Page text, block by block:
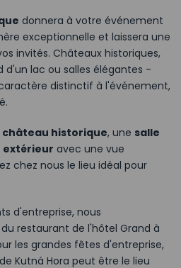
donnera à votre événement
exceptionnelle et laissera une
invités. Châteaux historiques,
d'un lac ou salles élégantes -
distinctif à l'événement,
château historique, une salle
extérieur avec une vue
chez nous le lieu idéal pour
d'entreprise, nous
restaurant de l'hôtel Grand à
les grandes fêtes d'entreprise,
Kutná Hora peut être le lieu